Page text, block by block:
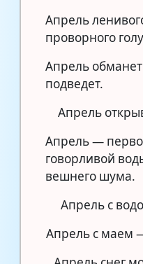
Апрель
проворного
Апрель
подведет.
Апрель
Апрель —
говорливой
вешнего шума.
Апрель с
Апрель с маем